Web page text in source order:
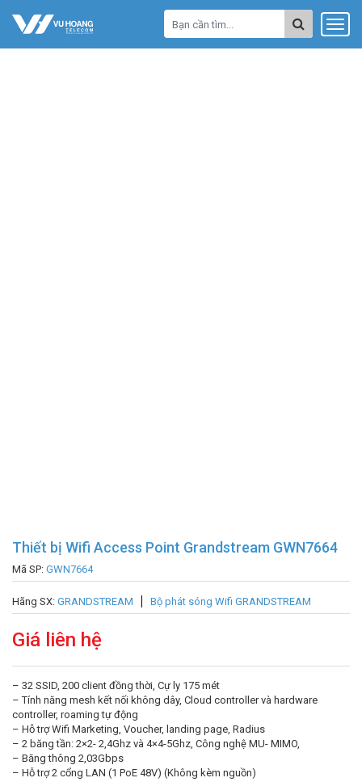
Thiết bị Wifi Access Point Grandstream GWN7664
Mã SP: GWN7664
Hãng SX: GRANDSTREAM Bộ phát sóng Wifi GRANDSTREAM
Giá liên hệ
– 32 SSID, 200 client đồng thời, Cự ly 175 mét
– Tính năng mesh kết nối không dây, Cloud controller và hardware
controller, roaming tự động
– Hỗ trợ Wifi Marketing, Voucher, landing page, Radius
– 2 băng tần: 2×2- 2,4Ghz và 4×4-5Ghz, Công nghệ MU- MIMO,
– Băng thông 2,03Gbps
– Hỗ trợ 2 cổng LAN (1 PoE 48V) (Không kèm nguồn)